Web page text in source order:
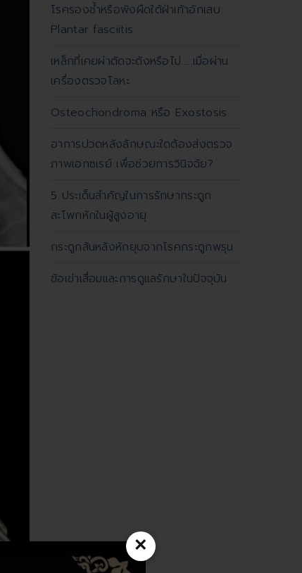
โรครองช้ำหรือพังผืดใต้ฝ่าเท้าอักเสบ
Plantar fasciitis
เหล็กที่เคยผ่าตัดจะดังหรือไม่.....เมื่อผ่าน
เครื่องตรวจโลหะ
Osteochondroma หรือ Exostosis
อาการปวดหลังลักษณะใดต้องส่งตรวจ
ภาพเอกซเรย์ เพื่อช่วยการวินิจฉัย?
5 ประเด็นสำคัญในการรักษากระดูก
สะโพกหักในผู้สูงอายุ
กระดูกสันหลังหักยุบจากโรคกระดูกพรุน
ข้อเข่าเสื่อมและการดูแลรักษาในปัจจุบัน
×